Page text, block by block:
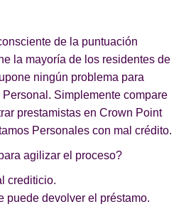
de la puntuación
la mayoría de los residentes de
ningún problema para
Simplemente compare
prestamistas en Crown Point
Personales con mal crédito.
agilizar el proceso?
crediticio.
puede devolver el préstamo.